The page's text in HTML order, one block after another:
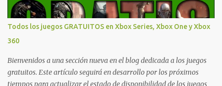
ahora sumará el acceso a la Nube de Xbox, el cual nos permitite
jugar una pequeña porción de los juegos de la suscripción
mediante xCloud y más de 600 juegos compatibles si es que los
compramos previamente (con más títulos en camino a ser
compatibles con la función Transmite tu Propios Juegos). Pueden
leer más...
Todos los juegos GRATUITOS en Xbox Series, Xbox One y Xbox
360
Bienvenidos a una sección nueva en el blog dedicada a los juegos
gratuitos. Este artículo seguirá en desarrollo por los próximos
tiempos para actualizar el estado de disponibilidad de los juegos